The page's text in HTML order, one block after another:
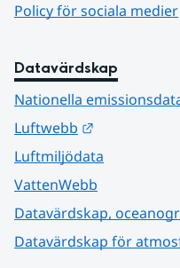
Policy för sociala medier
Datavärdskap
Nationella
Luftwebb
Luftmiljödata
VattenWebb
Datavärdskap,
Datavärdskap för